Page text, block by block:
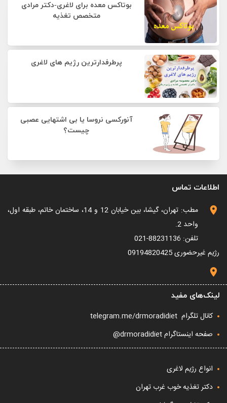
بوتاکس معده برای لاغری-دکتر مرادی
متخصص تغذیه
پرطرفدارترین رژیم های لاغری
آنورکسی نروسا یا بی اشتهایی عصبی
چیست؟
اطلاعات تماس
مطب: تهران، گیشا، بین خیابان 12 و 14، ساختمان خاتم، طبقه اول،
واحد 2.
تلفن: 88231136-021
رژیم غیرحضوری09194820425
لینک‌های مفید
کانال تلگرام telegram.me/drmoradidiet
صفحه اینستاگرام drmoradidiet@
انواع رژیم لاغری
دکتر تغذیه خوب غرب تهران